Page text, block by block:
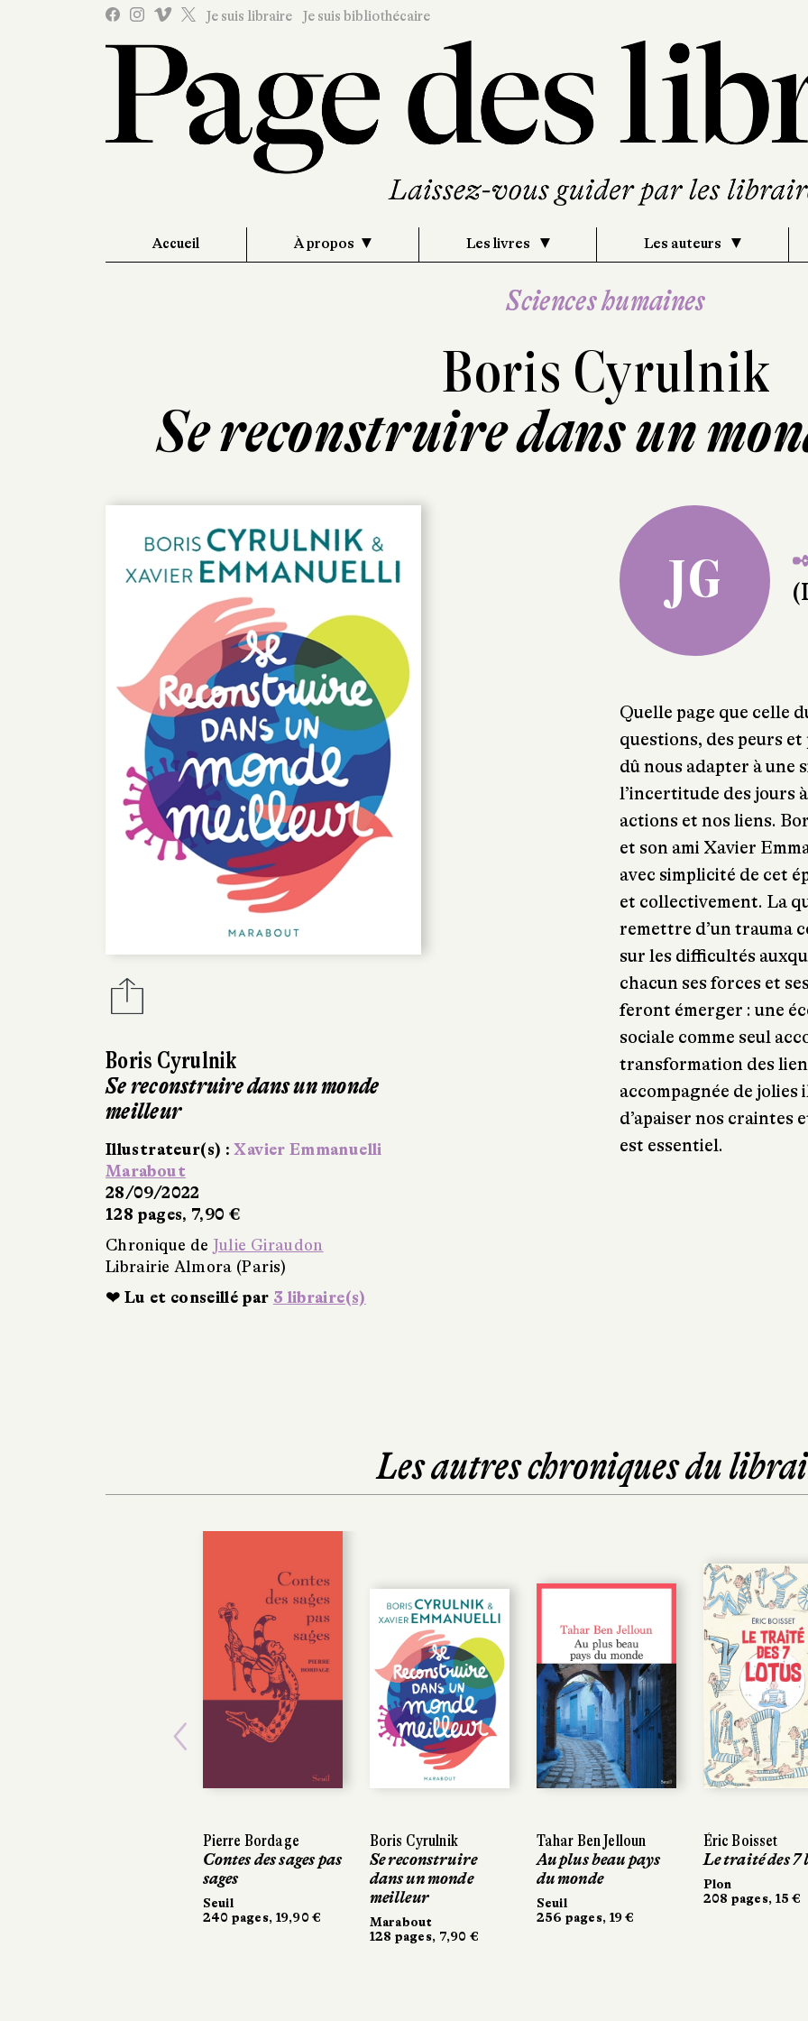
Je suis libraire Je suis bibliothécaire
Accueil À propos Les livres Les auteurs
Sciences humaines
Boris Cyrulnik
Se reconstruire dans un
Boris Cyrulnik
Se reconstruire dans un monde
meilleur
Illustrateur(s) :Xavier Emmanuelli
Marabout
28/09/2022
128 pages, 7,90 €
Chronique de Julie Giraudon
Librairie Almora (Paris)
❤ Lu et conseillé par 3 libraire(s)
JG
Quelle page que celle
questions, des peurs
dû nous adapter à une
l’incertitude des jours
actions et nos liens.
et son ami Xavier
avec simplicité de cet
et collectivement. La
remettre d’un trauma
sur les difficultés
chacun ses forces et
feront émerger : une
sociale comme seul
transformation des
accompagnée de
d’apaiser nos craintes
est essentiel.
Les autres chroniques du
Pierre Bordage
Contes des sages pas
sages
Seuil
240 pages, 19,90 €
Boris Cyrulnik
Se reconstruire
dans un monde
meilleur
Marabout
128 pages, 7,90 €
Tahar Ben Jelloun
Au plus beau pays
du monde
Seuil
256 pages, 19 €
Éric Boisset
Le traité des 7
Plon
208 pages, 15 €
Previous